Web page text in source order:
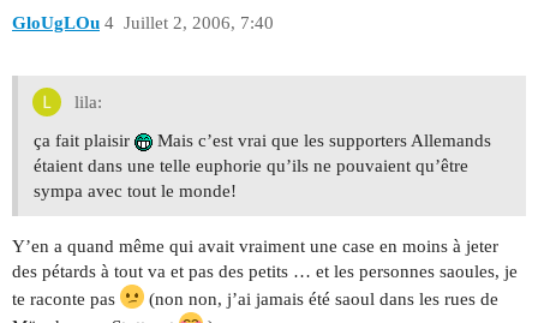
GloUgLOu Juillet 2, 2006, 7:40
4
lila:
ça fait plaisir
Mais c’est vrai que les supporters Allemands
étaient dans une telle euphorie qu’ils ne pouvaient qu’être
sympa avec tout le monde!
Y’en a quand même qui avait vraiment une case en moins à jeter
des pétards à tout va et pas des petits … et les personnes saoules, je
te raconte pas
(non non, j’ai jamais été saoul dans les rues de